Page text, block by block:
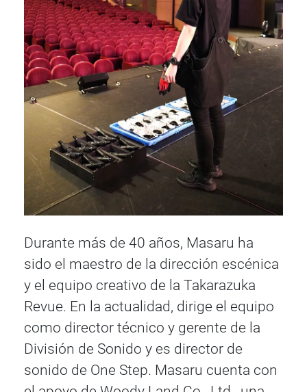
Durante más de 40 años, Masaru ha
sido el maestro de la dirección escénica
y el equipo creativo de la Takarazuka
Revue. En la actualidad, dirige el equipo
como director técnico y gerente de la
División de Sonido y es director de
sonido de One Step. Masaru cuenta con